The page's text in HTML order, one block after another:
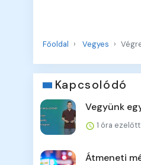
Főoldal Vegyes
Kapcsolódó
Vegyünk
1 óra ezelőtt
Átmeneti